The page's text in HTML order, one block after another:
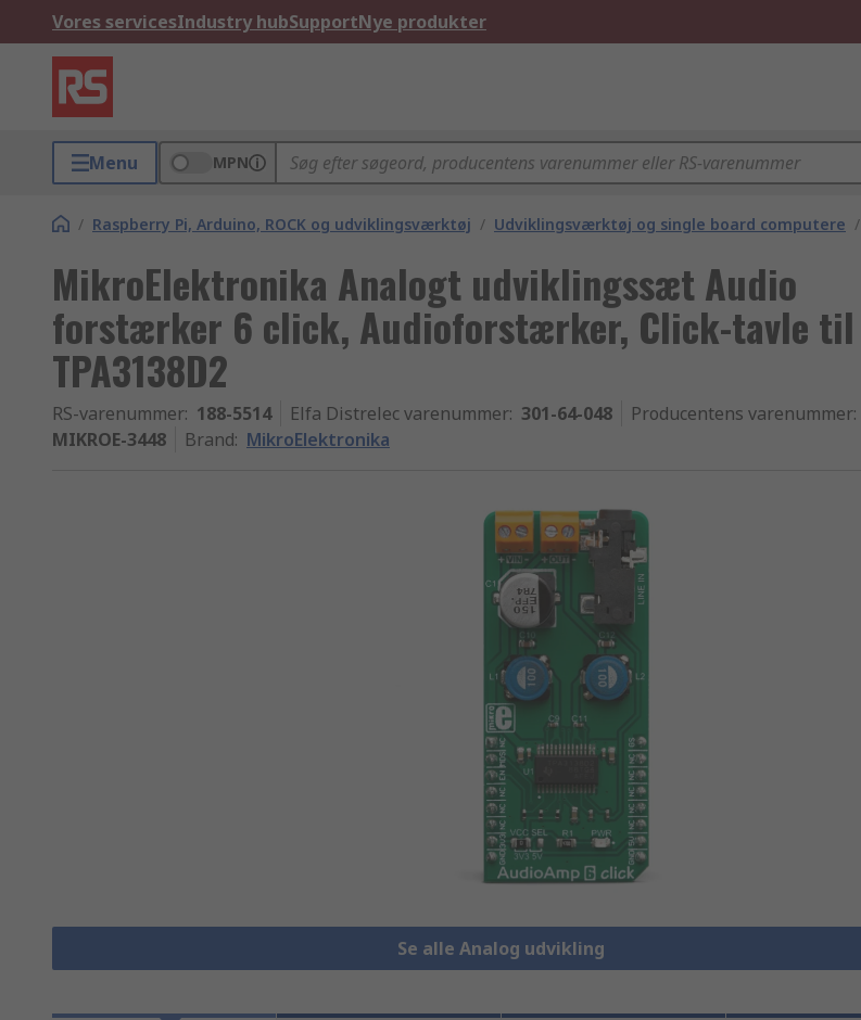
Vores servicesIndustry hubSupportNye produkter
Menu MPN
/ Raspberry Pi, Arduino, ROCK og udviklingsværktøj / Udviklingsværktøj og single board computere /
MikroElektronika Analogt udviklingssæt Audio
forstærker 6 click, Audioforstærker, Click-tavle til
TPA3138D2
RS-varenummer: 188-5514 Elfa Distrelec varenummer: 301-64-048 Producentens varenummer:
MIKROE-3448
Brand: MikroElektronika
Se alle Analog udvikling